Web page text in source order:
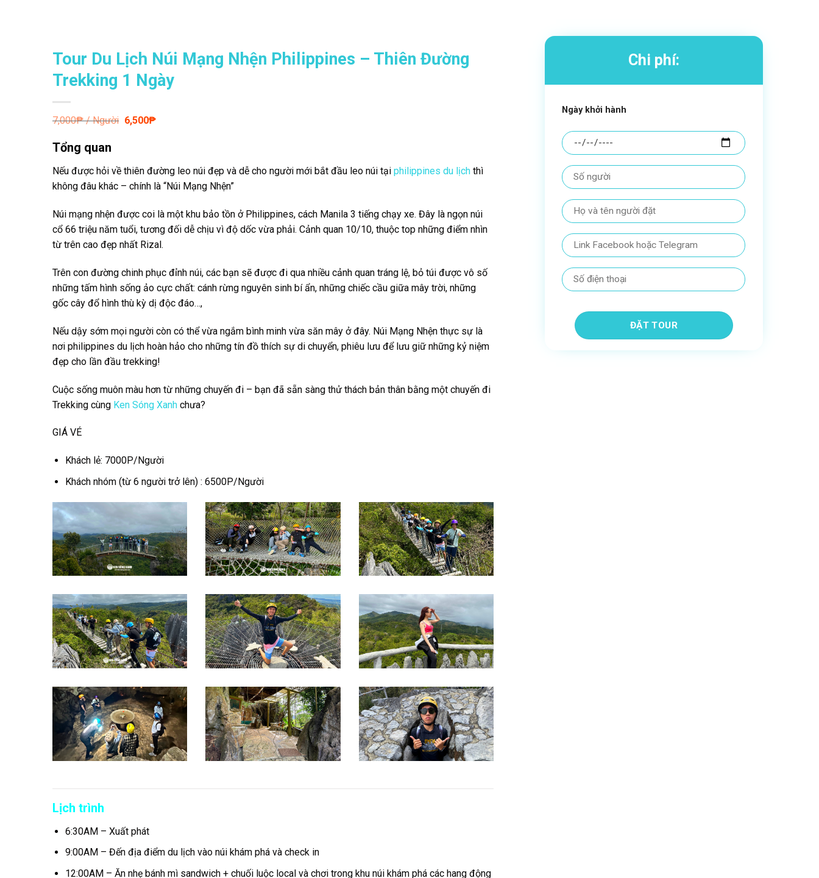
Tour Du Lịch Núi Mạng Nhện Philippines – Thiên Đường
Trekking 1 Ngày
7,000₱ / Người Giá
gốc
6,500₱Giá
Tổng quan
Nếu được hỏi về thiên đường leo núi đẹp và dễ cho người mới bắt đầu leo núi tại philippines du lịch thì
không đâu khác – chính là “Núi Mạng Nhện”
Núi mạng nhện được coi là một khu bảo tồn ở Philippines, cách Manila 3 tiếng chạy xe. Đây là ngọn núi
cổ 66 triệu năm tuổi, tương đối dễ chịu vì độ dốc vừa phải. Cảnh quan 10/10, thuộc top những điểm nhìn
từ trên cao đẹp nhất Rizal.
Trên con đường chinh phục đỉnh núi, các bạn sẽ được đi qua nhiều cảnh quan tráng lệ, bỏ túi được vô số
những tấm hình sống ảo cực chất: cánh rừng nguyên sinh bí ẩn, những chiếc cầu giữa mây trời, những
gốc cây đổ hình thù kỳ dị độc đáo…,
Nếu dậy sớm mọi người còn có thể vừa ngắm bình minh vừa săn mây ở đây. Núi Mạng Nhện thực sự là
nơi philippines du lịch hoàn hảo cho những tín đồ thích sự di chuyển, phiêu lưu để lưu giữ những kỷ niệm
đẹp cho lần đầu trekking!
Cuộc sống muôn màu hơn từ những chuyến đi – bạn đã sẵn sàng thử thách bản thân bằng một chuyến đi
Trekking cùng Ken Sóng Xanh chưa?
GIÁ VÉ
Khách lẻ: 7000P/Người
Khách nhóm (từ 6 người trở lên) : 6500P/Người
Lịch trình
6:30AM – Xuất phát
9:00AM – Đến địa điểm du lịch vào núi khám phá và check in
12:00AM – Ăn nhẹ bánh mì sandwich + chuối luộc local và chơi trong khu núi khám phá các hang động
Chi phí:
Ngày khởi hành